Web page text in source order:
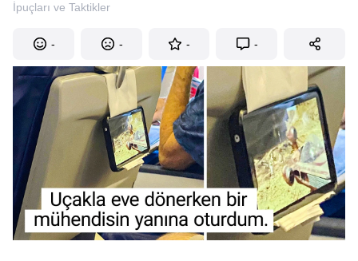
İpuçları ve Taktikler
- - - -